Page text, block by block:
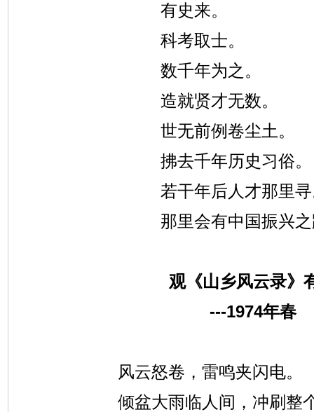
有史来。
科考取士。
数千年为之。
造就贤才无数。
世无前例卷尘土。
拂去千年历史习俗。
若干年后人才那里
那里会有中国振兴
观《山乡风云录》
---1974年春
风云怒卷，雷鸣夹闪电。
倾盆大雨临人间，冲刷整